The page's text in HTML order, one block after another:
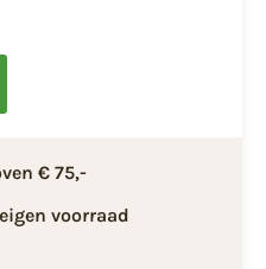
€ 75,-
voorraad